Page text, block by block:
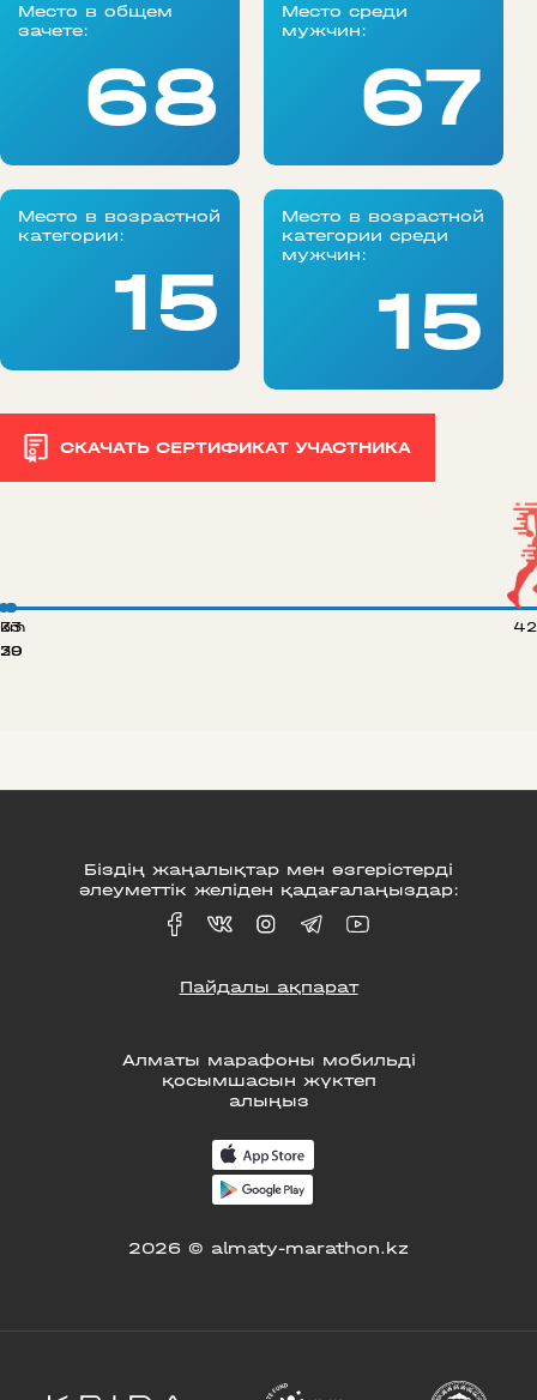
Место в общем
зачете:
68
Место среди
мужчин:
67
Место в возрастной
категории:
15
Место в возрастной
категории среди
мужчин:
15
СКАЧАТЬ СЕРТИФИКАТ УЧАСТНИКА
20
33
39
Алматы марафоны мобильді
қосымшасын жүктеп
алыңыз
2026 © almaty-marathon.kz
Біздің жаңалықтар мен өзгерістерді
әлеуметтік желіден қадағалаңыздар:
Пайдалы ақпарат